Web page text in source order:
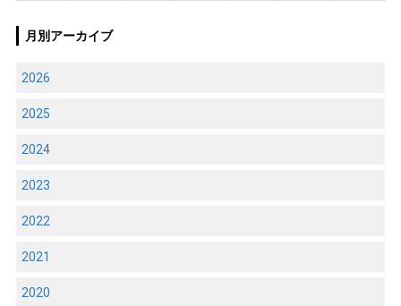
月別アーカイブ
2026
2025
2024
2023
2022
2021
2020